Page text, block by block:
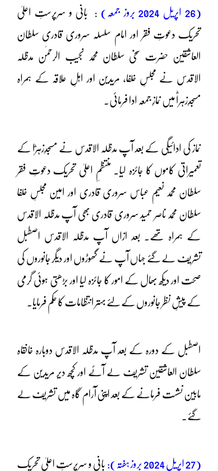
(26 اپریل 2024 بروز جمعہ) : بانی و سرپرستِ اعلیٰ
تحریک دعوتِ فقر اور امام سلسلہ سروری قادری سلطان
العاشقین حضرت سخی سلطان محمد نجیب الرحمٰن مدظلہ
الاقدس نے مجلسِ خلفا، مریدین اور اہلِ علاقہ کے ہمراہ
مسجدِزہراؓ میں نمازِ جمعہ ادا فرمائی۔
نماز کی ادائیگی کے بعد آپ مدظلہ الاقدس نے مسجدِزہرؓا کے
تعمیراتی کاموں کا جائزہ لیا۔ منتظمِ اعلیٰ تحریک دعوتِ فقر
سلطان محمد نعیم عباس سروری قادری اور امین مجلسِ خلفا
سلطان محمد ناصر حمید سروری قادری بھی آپ مدظلہ الاقدس
کے ہمراہ تھے۔ بعد ازاں آپ مدظلہ الاقدس اصطبل
تشریف لے گئے جہاں آپ نے گھوڑوں اور دیگر جانوروں کی
صحت اور دیکھ بھال کے امور کا جائزہ لیا اور بڑھتی ہوئی گرمی
کے پیشِ نظر جانوروں کے لئے بہتر انتظامات کا حکم فرمایا۔
اصطبل کے دورہ کے بعد آپ مدظلہ الاقدس دوبارہ خانقاہ
سلطان العاشقین تشریف لے آئے اور کچھ دیر مریدین کے
مابین نشست فرمانے کے بعد اپنی آرام گاہ میں تشریف لے
گئے۔
(27 اپریل 2024 بروز ہفتہ): بانی و سرپرستِ اعلیٰ تحریک